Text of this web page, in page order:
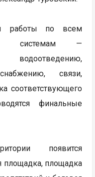
работы по всем
системам —
связи,
соответствующего
финальные
появится
площадка, площадка